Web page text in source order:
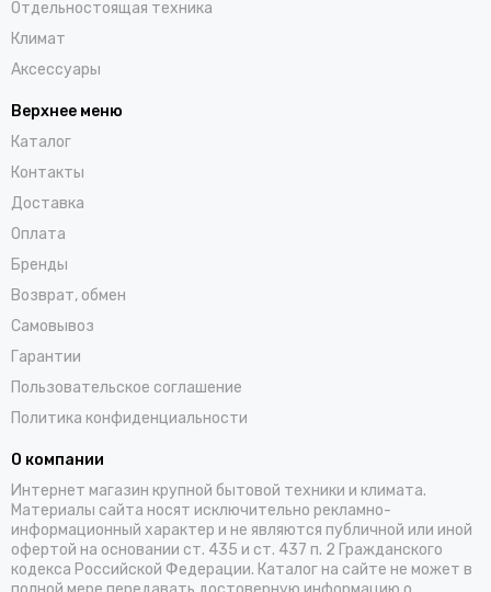
Отдельностоящая техника
Климат
Аксессуары
Верхнее меню
Каталог
Контакты
Доставка
Оплата
Бренды
Возврат, обмен
Самовывоз
Гарантии
Пользовательское соглашение
Политика конфиденциальности
О компании
Интернет магазин крупной бытовой техники и климата.
Материалы сайта носят исключительно рекламно-
информационный характер и не являются публичной или иной
офертой на основании ст. 435 и ст. 437 п. 2 Гражданского
кодекса Российской Федерации. Каталог на сайте не может в